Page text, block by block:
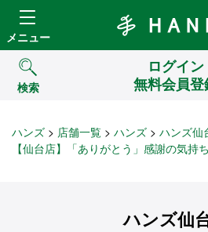
メニュー
検索
ログイン
無料会員登
ハンズ 店舗一覧 ハンズ ハンズ仙
【仙台店】「ありがとう」感謝の気持
ハンズ仙